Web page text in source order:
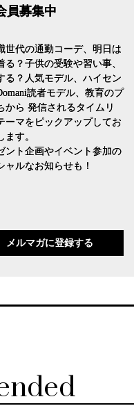
員募集中
世代の通勤コーデ、明日は
る？子供の受験や習い事、
る？人気モデル、ハイセン
読者モデル、教育のプ
から 発信されるタイムリ
ーマをピックアップしてお
ます。
ント企画やイベント参加の
ャルなお知らせも！
メルマガに登録する